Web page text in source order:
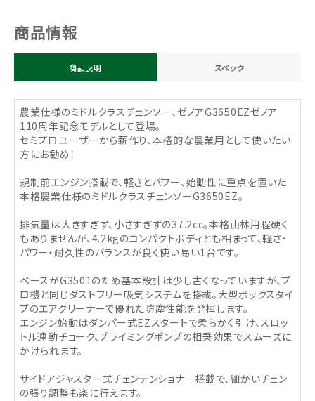
商品情報
商品説明 スペック
農業仕様のミドルクラスチェンソー、ゼノアG3650EZゼノア
110周年記念モデルとして登場。
セミプロユーザーから薪作り、本格的な農業用として使いたい
方にお勧め！
規制前エンジン搭載で、軽さとパワー、始動性に重点を置いた
本格農業仕様のミドルクラスチェンソーG3650EZ。
排気量は大きすぎず、小さすぎずの37.2cc。本格山林用程硬く
もありませんが、4.2kgのコンパクトボディとも相まって、軽さ・
パワー・耐久性のバランスが良く使い易い1台です。
ベースがG3501のため基本設計は少し古くなっていますが、プ
ロ機と同じダストフリー吸気システムを搭載。大型ボックスタイ
プのエアクリーナーで優れた防塵性能を発揮します。
エンジン始動はダンパー式EZスタートで柔らかく引け、スロッ
トル連動チョーク、プライミングポンプの相乗効果でスムーズに
かけられます。
サイドアジャスター式チェンテンショナー搭載で、細かいチェン
の張り調整も楽に行えます。